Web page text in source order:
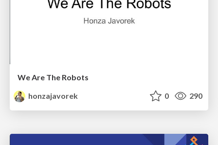
We Are The Robots
honzajavorek
0 290